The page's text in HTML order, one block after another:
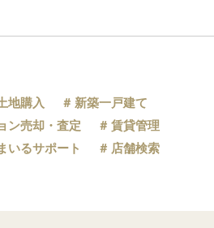
地購入
新築一戸建て
ン売却・査定
賃貸管理
いるサポート
店舗検索